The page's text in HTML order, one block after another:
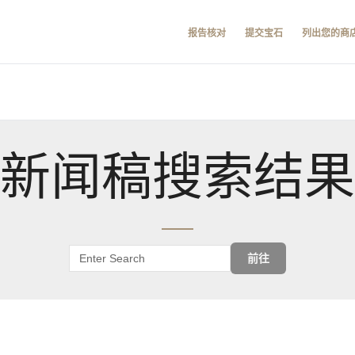
报告核对 提交宝石 列出您的商
新闻稿搜索结果
前往